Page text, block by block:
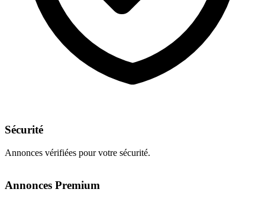
Sécurité
Annonces vérifiées pour votre sécurité.
Annonces Premium